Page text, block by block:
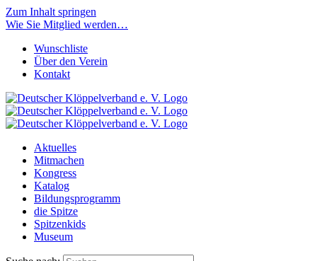
Zum Inhalt springen
Wie Sie Mitglied werden…
Wunschliste
Über den Verein
Kontakt
Aktuelles
Mitmachen
Kongress
Katalog
Bildungsprogramm
die Spitze
Spitzenkids
Museum